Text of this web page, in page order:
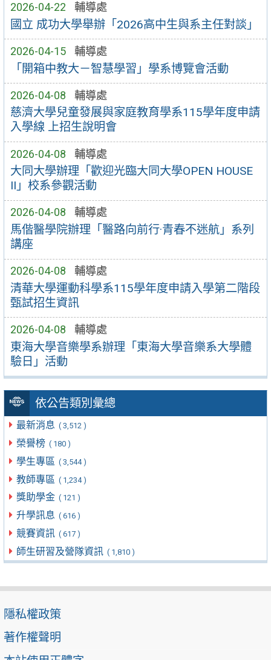
2026-04-22 輔導處
國立 成功大學舉辦「2026高中生與系主任對談」
2026-04-15 輔導處
「開箱中教大－智慧學習」學系博覽會活動
2026-04-08 輔導處
慈濟大學兒童發展與家庭教育學系115學年度申請
入學線 上招生說明會
2026-04-08 輔導處
大同大學辦理「歡迎光臨大同大學OPEN HOUSE
II」校系參觀活動
2026-04-08 輔導處
馬偕醫學院辦理「醫路向前行·青春不迷航」系列
講座
2026-04-08 輔導處
清華大學運動科學系115學年度申請入學第二階段
甄試招生資訊
2026-04-08 輔導處
東海大學音樂學系辦理「東海大學音樂系大學體
驗日」活動
依公告類別彙總
最新消息 ( 3,512 )
榮譽榜 ( 180 )
學生專區 ( 3,544 )
教師專區 ( 1,234 )
獎助學金 ( 121 )
升學訊息 ( 616 )
競賽資訊 ( 617 )
師生研習及營隊資訊 ( 1,810 )
隱私權政策
著作權聲明